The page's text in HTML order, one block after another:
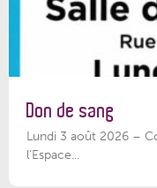
Don de sang
Lundi 3 août 2026 –
l'Espace...